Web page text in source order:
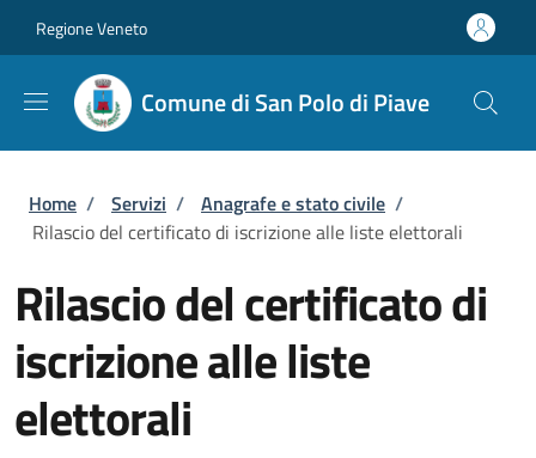
Regione Veneto
Comune di San Polo di Piave
Briciole di pane
Home / Servizi / Anagrafe e stato civile /
Rilascio del certificato di iscrizione alle liste elettorali
Rilascio del certificato di
iscrizione alle liste
elettorali